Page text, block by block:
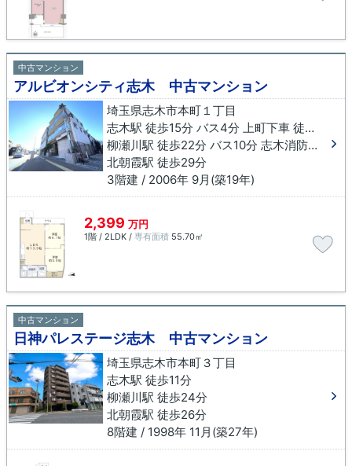
中古マンション
アルビオンシティ志木 中古マンション
埼玉県志木市本町１丁目
志木駅 徒歩15分 バス4分 上町下車 徒歩1分
柳瀬川駅 徒歩22分 バス10分 志木消防署下車 徒歩4分
北朝霞駅 徒歩29分
3階建 / 2006年 9月(築19年)
2,399 万円
1階 / 2LDK / 専有面積 55.70㎡
中古マンション
日神パレステージ志木 中古マンション
埼玉県志木市本町３丁目
志木駅 徒歩11分
柳瀬川駅 徒歩24分
北朝霞駅 徒歩26分
8階建 / 1998年 11月(築27年)